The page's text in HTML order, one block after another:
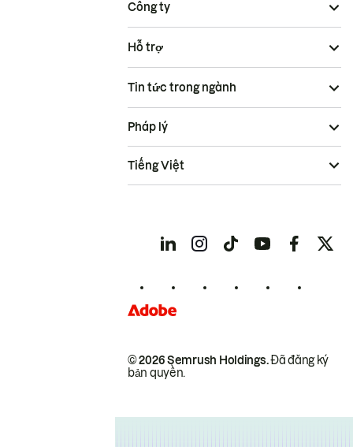
Công ty
Hỗ trợ
Tin tức trong ngành
© 2026 Semrush Holdings.Đã đăng ký
bản quyền.
Pháp lý
Tiếng Việt